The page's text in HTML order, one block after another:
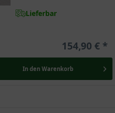
Flussufern oder Berghängen.
Liquidambar verdankt
besteht aus den
Lieferbar
154,90 €
In den Warenkorb